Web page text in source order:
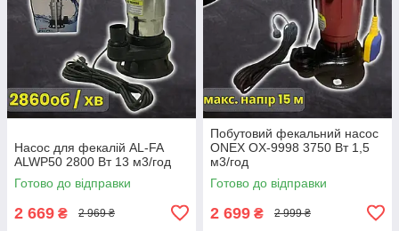
Насос для фекалій AL-FA
ALWP50 2800 Вт 13 м3/год
Готово до відправки
2 669 ₴ 2 969 ₴
Побутовий фекальний насос
ONEX OX-9998 3750 Вт 1,5
м3/год
Готово до відправки
2 699 ₴ 2 999 ₴